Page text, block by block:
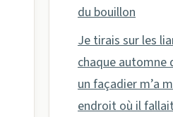
du bouillon
Je tirais sur les
chaque automne
un façadier m’a
endroit où il